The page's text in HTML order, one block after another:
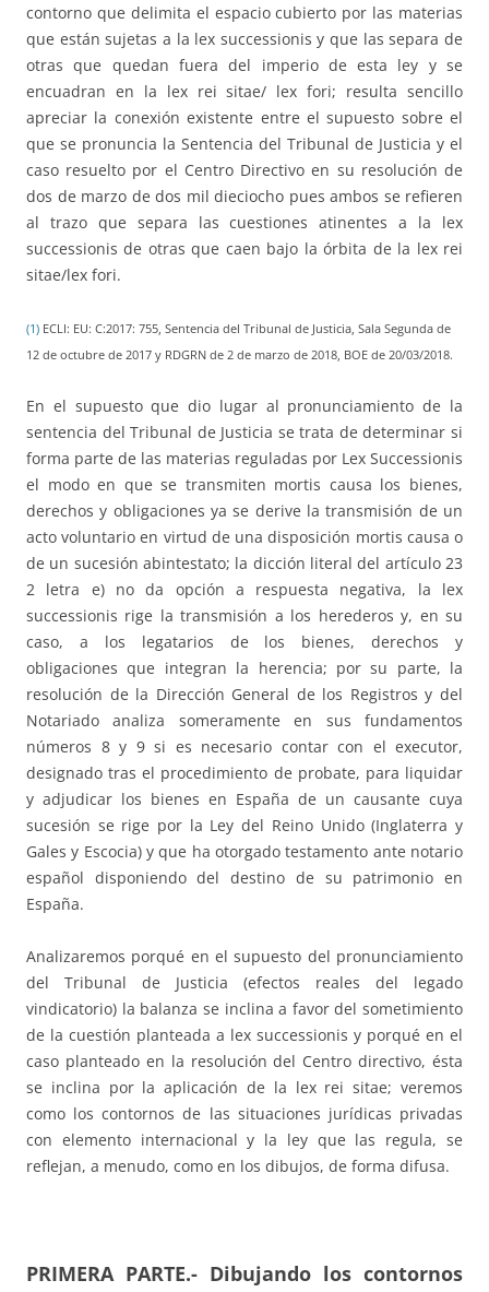
contorno que delimita el espacio cubierto por las materias
que están sujetas a la lex successionis y que las separa de
otras que quedan fuera del imperio de esta ley y se
encuadran en la lex rei sitae/ lex fori; resulta sencillo
apreciar la conexión existente entre el supuesto sobre el
que se pronuncia la Sentencia del Tribunal de Justicia y el
caso resuelto por el Centro Directivo en su resolución de
dos de marzo de dos mil dieciocho pues ambos se refieren
al trazo que separa las cuestiones atinentes a la lex
successionis de otras que caen bajo la órbita de la lex rei
sitae/lex fori.
(1) ECLI: EU: C:2017: 755, Sentencia del Tribunal de Justicia, Sala Segunda de
12 de octubre de 2017 y RDGRN de 2 de marzo de 2018, BOE de 20/03/2018.
En el supuesto que dio lugar al pronunciamiento de la
sentencia del Tribunal de Justicia se trata de determinar si
forma parte de las materias reguladas por Lex Successionis
el modo en que se transmiten mortis causa los bienes,
derechos y obligaciones ya se derive la transmisión de un
acto voluntario en virtud de una disposición mortis causa o
de un sucesión abintestato; la dicción literal del artículo 23
2 letra e) no da opción a respuesta negativa, la lex
successionis rige la transmisión a los herederos y, en su
caso, a los legatarios de los bienes, derechos y
obligaciones que integran la herencia; por su parte, la
resolución de la Dirección General de los Registros y del
Notariado analiza someramente en sus fundamentos
números 8 y 9 si es necesario contar con el executor,
designado tras el procedimiento de probate, para liquidar
y adjudicar los bienes en España de un causante cuya
sucesión se rige por la Ley del Reino Unido (Inglaterra y
Gales y Escocia) y que ha otorgado testamento ante notario
español disponiendo del destino de su patrimonio en
España.
Analizaremos porqué en el supuesto del pronunciamiento
del Tribunal de Justicia (efectos reales del legado
vindicatorio) la balanza se inclina a favor del sometimiento
de la cuestión planteada a lex successionis y porqué en el
caso planteado en la resolución del Centro directivo, ésta
se inclina por la aplicación de la lex rei sitae; veremos
como los contornos de las situaciones jurídicas privadas
con elemento internacional y la ley que las regula, se
reflejan, a menudo, como en los dibujos, de forma difusa.
PRIMERA PARTE.- Dibujando los contornos